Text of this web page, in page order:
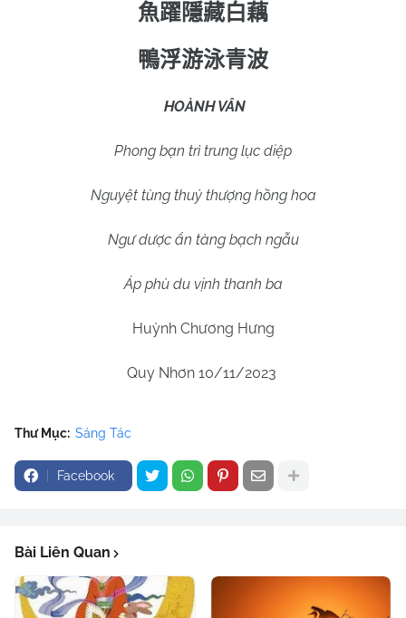
魚躍隱藏白藕
鴨浮游泳青波
HOÀNH VÂN
Phong bạn trì trung lục diệp
Nguyệt tùng thuỷ thượng hồng hoa
Ngư dược ẩn tàng bạch ngẫu
Áp phù du vịnh thanh ba
Huỳnh Chương Hưng
Quy Nhơn 10/11/2023
Thư Mục: Sáng Tác
Facebook
Bài Liên Quan